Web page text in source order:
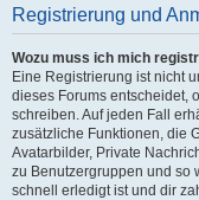
Registrierung und
Wozu muss ich mich
Eine Registrierung ist nicht
dieses Forums entscheidet,
schreiben. Auf jeden Fall
zusätzliche Funktionen, die
Avatarbilder, Private
zu Benutzergruppen und so
schnell erledigt ist und dir